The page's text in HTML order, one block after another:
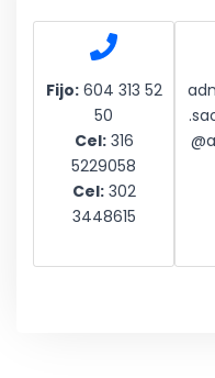
Fijo:604 313 52
50
Cel:316
5229058
Cel:302
3448615